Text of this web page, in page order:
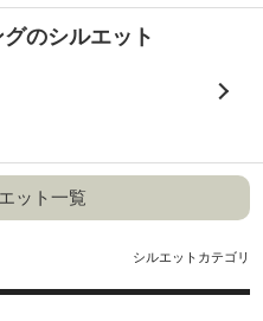
のシルエット
ット一覧
シルエットカテゴリ